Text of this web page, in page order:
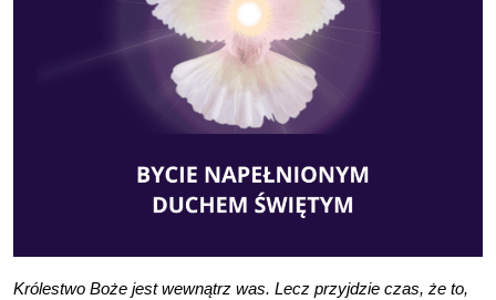
Królestwo Boże jest wewnątrz was. Lecz przyjdzie czas, że to,